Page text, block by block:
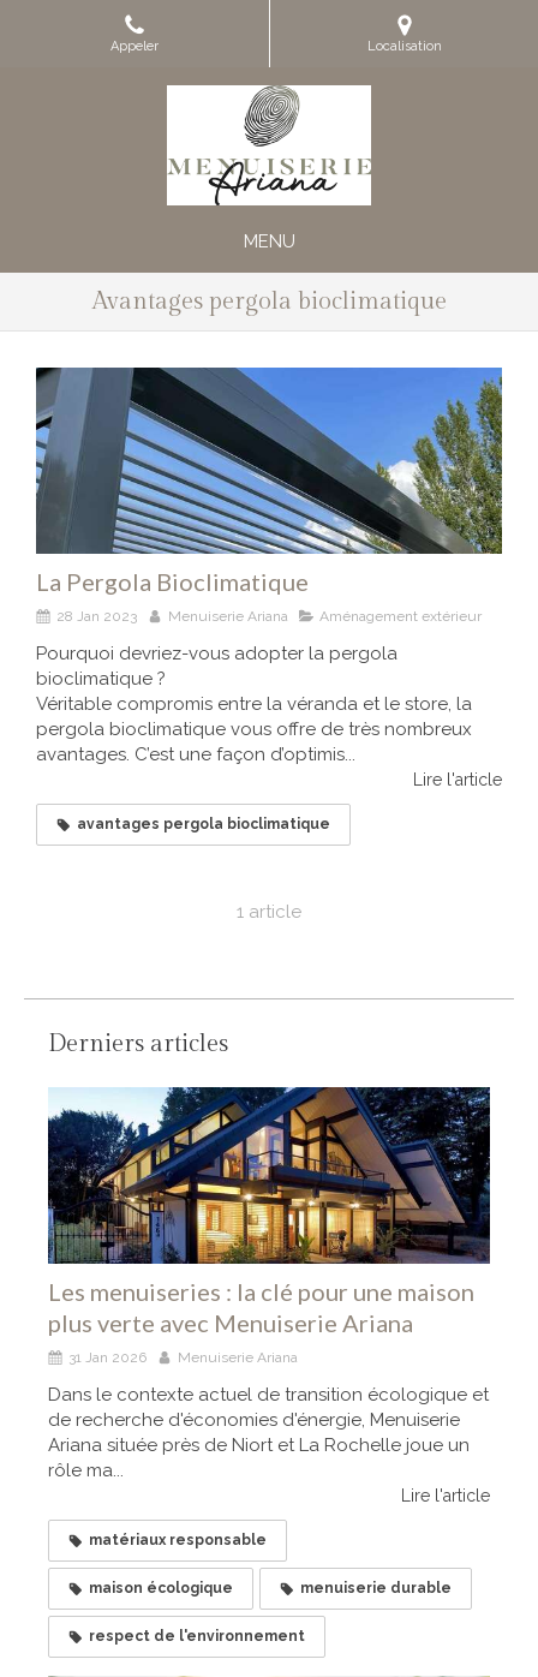
Appeler Localisation
MENU
Avantages pergola bioclimatique
La Pergola Bioclimatique
28 Jan 2023 Menuiserie Ariana Aménagement extérieur
Pourquoi devriez-vous adopter la pergola
bioclimatique ?
Véritable compromis entre la véranda et le store, la
pergola bioclimatique vous offre de très nombreux
avantages. C’est une façon d’optimis...
Lire l'article
avantages pergola bioclimatique
1 article
Derniers articles
Les menuiseries : la clé pour une maison
plus verte avec Menuiserie Ariana
31 Jan 2026 Menuiserie Ariana
Dans le contexte actuel de transition écologique et
de recherche d'économies d'énergie, Menuiserie
Ariana située près de Niort et La Rochelle joue un
rôle ma...
Lire l'article
matériaux responsable
maison écologique menuiserie durable
respect de l'environnement